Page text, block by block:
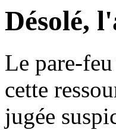
Désolé,
Le pare-
cette
jugée